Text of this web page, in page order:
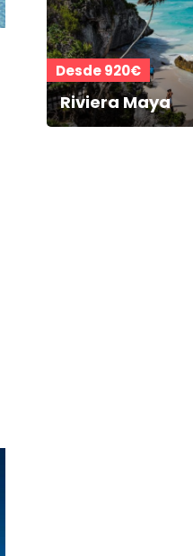
Desde 920€
Riviera Maya